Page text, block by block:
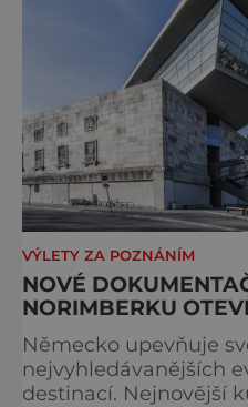
VÝLETY ZA POZNÁNÍM
NOVÉ
NORIMBERKU
Německo upevňuje
nejvyhledávanějších
destinací. Nejnovější